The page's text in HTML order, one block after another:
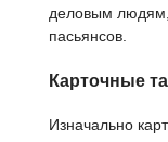
деловым людям,
пасьянсов.
Карточные
Изначально